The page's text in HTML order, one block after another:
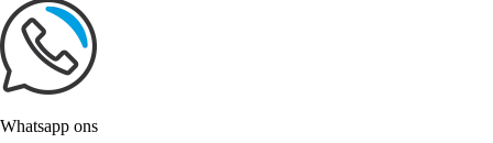
Whatsapp ons